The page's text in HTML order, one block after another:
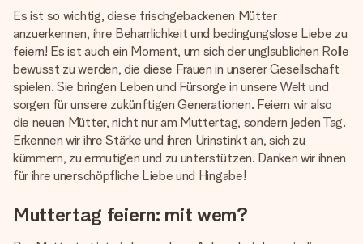
Es ist so wichtig, diese frischgebackenen Mütter
anzuerkennen, ihre Beharrlichkeit und bedingungslose Liebe zu
feiern! Es ist auch ein Moment, um sich der unglaublichen Rolle
bewusst zu werden, die diese Frauen in unserer Gesellschaft
spielen. Sie bringen Leben und Fürsorge in unsere Welt und
sorgen für unsere zukünftigen Generationen. Feiern wir also
die neuen Mütter, nicht nur am Muttertag, sondern jeden Tag.
Erkennen wir ihre Stärke und ihren Urinstinkt an, sich zu
kümmern, zu ermutigen und zu unterstützen. Danken wir ihnen
für ihre unerschöpfliche Liebe und Hingabe!
Muttertag feiern: mit wem?